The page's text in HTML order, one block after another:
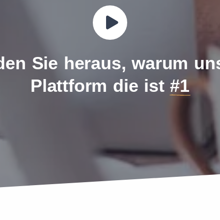
Sie heraus, warum
Plattform die ist#1